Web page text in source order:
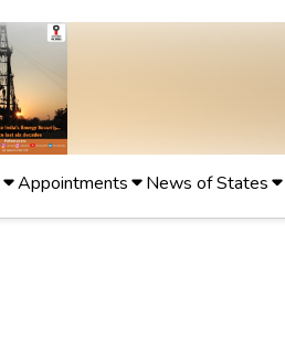
Appointments News of States